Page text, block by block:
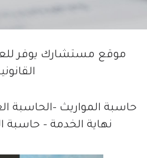
موقع مستشارك يوفر
حاسبة المواريث -الحاسبة
نهاية الخدمة – حاسبة